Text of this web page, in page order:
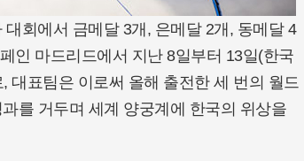
회에서 금메달 3개, 은메달 2개, 동메달 4
인 마드리드에서 지난 8일부터 13일(한국
대표팀은 이로써 올해 출전한 세 번의 월드
를 거두며 세계 양궁계에 한국의 위상을